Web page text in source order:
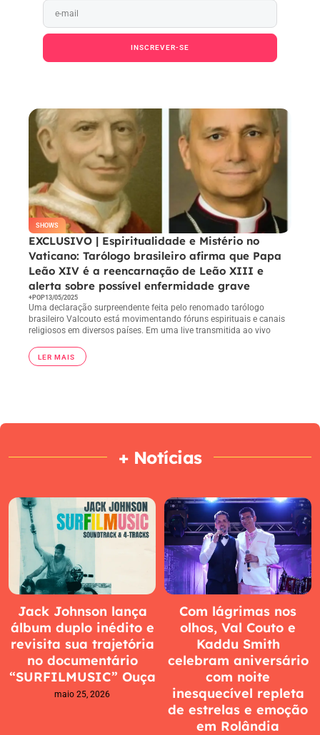
INSCREVER-SE
SHOWS
EXCLUSIVO | Espiritualidade e Mistério no
Vaticano: Tarólogo brasileiro afirma que Papa
Leão XIV é a reencarnação de Leão XIII e
alerta sobre possível enfermidade grave
+POP13/05/2025
Uma declaração surpreendente feita pelo renomado tarólogo
brasileiro Valcouto está movimentando fóruns espirituais e canais
religiosos em diversos países. Em uma live transmitida ao vivo
LER MAIS
+ Notícias
Jack Johnson lança
álbum duplo inédito e
revisita sua trajetória
no documentário
“SURFILMUSIC” Ouça
maio 25, 2026
Com lágrimas nos
olhos, Val Couto e
Kaddu Smith
celebram aniversário
com noite
inesquecível repleta
de estrelas e emoção
em Rolândia